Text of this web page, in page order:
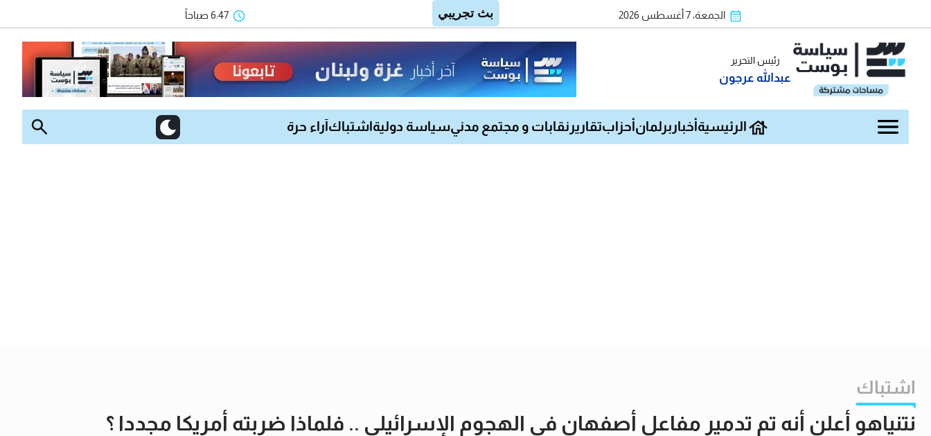
الجمعة، 7 أغسطس 2026 6:47 صباحاً
رئيس التحرير
عبدالله عرجون
الرئيسية أخبار برلمان أحزابتقارير نقابات و مجتمع مدنيسياسة دولية اشتباك آراء حرة
اشتباك
نتنياهو أعلن أنه تم تدمير مفاعل أصفهان في الهجوم الإسرائيلي .. فلماذا ضربته أمريكا مجددا ؟